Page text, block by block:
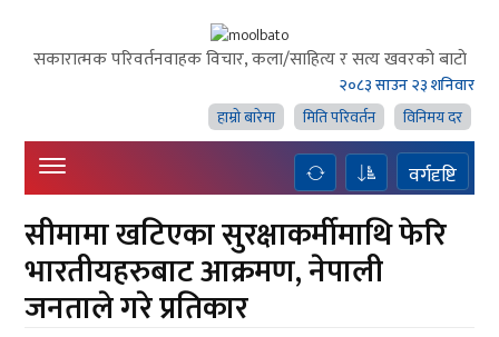
सकारात्मक परिवर्तनवाहक विचार, कला/साहित्य र सत्य खवरको बाटाे
२०८३ साउन २३ शनिवार
हाम्राे बारेमा
मिति परिवर्तन विनिमय दर
वर्गदृष्टि
सीमामा खटिएका सुरक्षाकर्मीमाथि फेरि
भारतीयहरुबाट आक्रमण, नेपाली
जनताले गरे प्रतिकार